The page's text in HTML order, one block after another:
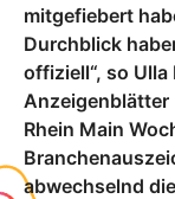
mitgefiebert
Durchblick
offiziell“, so
Anzeigenblätter
Rhein Main
abwechselnd